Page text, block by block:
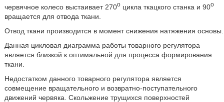
червячное колесо выстаивает 270oцикла ткацкого станка и 90o
вращается для отвода ткани.
Отвод ткани производится в момент снижения натяжения основы.
Данная цикловая диаграмма работы товарного регулятора
является близкой к оптимальной для процесса формирования
ткани.
Недостатком данного товарного регулятора является
совмещение вращательного и возвратно-поступательного
движений червяка. Скольжение трущихся поверхностей